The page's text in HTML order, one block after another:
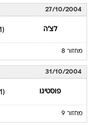
27/10/2004
לצ'ה (1)
מחזור 8
31/10/2004
פוסטיגו (1)
מחזור 9